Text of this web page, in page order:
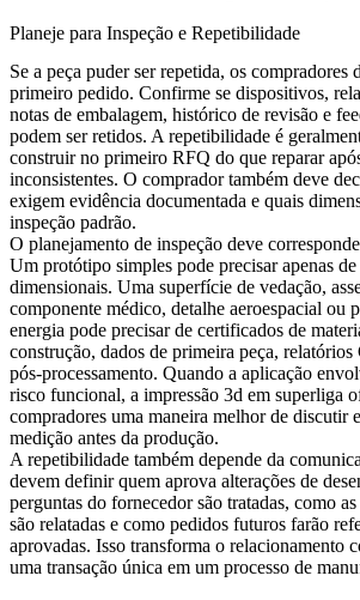
Planeje para Inspeção e Repetibilidade
Se a peça puder ser repetida, os compradores
primeiro pedido. Confirme se dispositivos,
notas de embalagem, histórico de revisão e
podem ser retidos. A repetibilidade é
construir no primeiro RFQ do que reparar
inconsistentes. O comprador também deve
exigem evidência documentada e quais
inspeção padrão.
O planejamento de inspeção deve
Um protótipo simples pode precisar apenas
dimensionais. Uma superfície de vedação,
componente médico, detalhe aeroespacial ou
energia pode precisar de certificados de
construção, dados de primeira peça,
pós-processamento. Quando a aplicação
risco funcional, a impressão 3d em superliga
compradores uma maneira melhor de discutir
medição antes da produção.
A repetibilidade também depende da
devem definir quem aprova alterações de
perguntas do fornecedor são tratadas, como
são relatadas e como pedidos futuros farão
aprovadas. Isso transforma o relacionamento
uma transação única em um processo de